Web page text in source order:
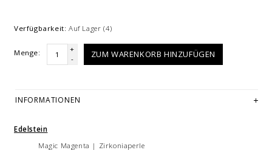
Verfügbarkeit: Auf Lager(4)
Menge:
+
-
ZUM WARENKORB HINZUFÜGEN
INFORMATIONEN
Edelstein
Magic Magenta | Zirkoniaperle